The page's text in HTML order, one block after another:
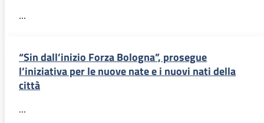
...
“Sin dall’inizio Forza Bologna”, prosegue
l’iniziativa per le nuove nate e i nuovi nati della
città
...